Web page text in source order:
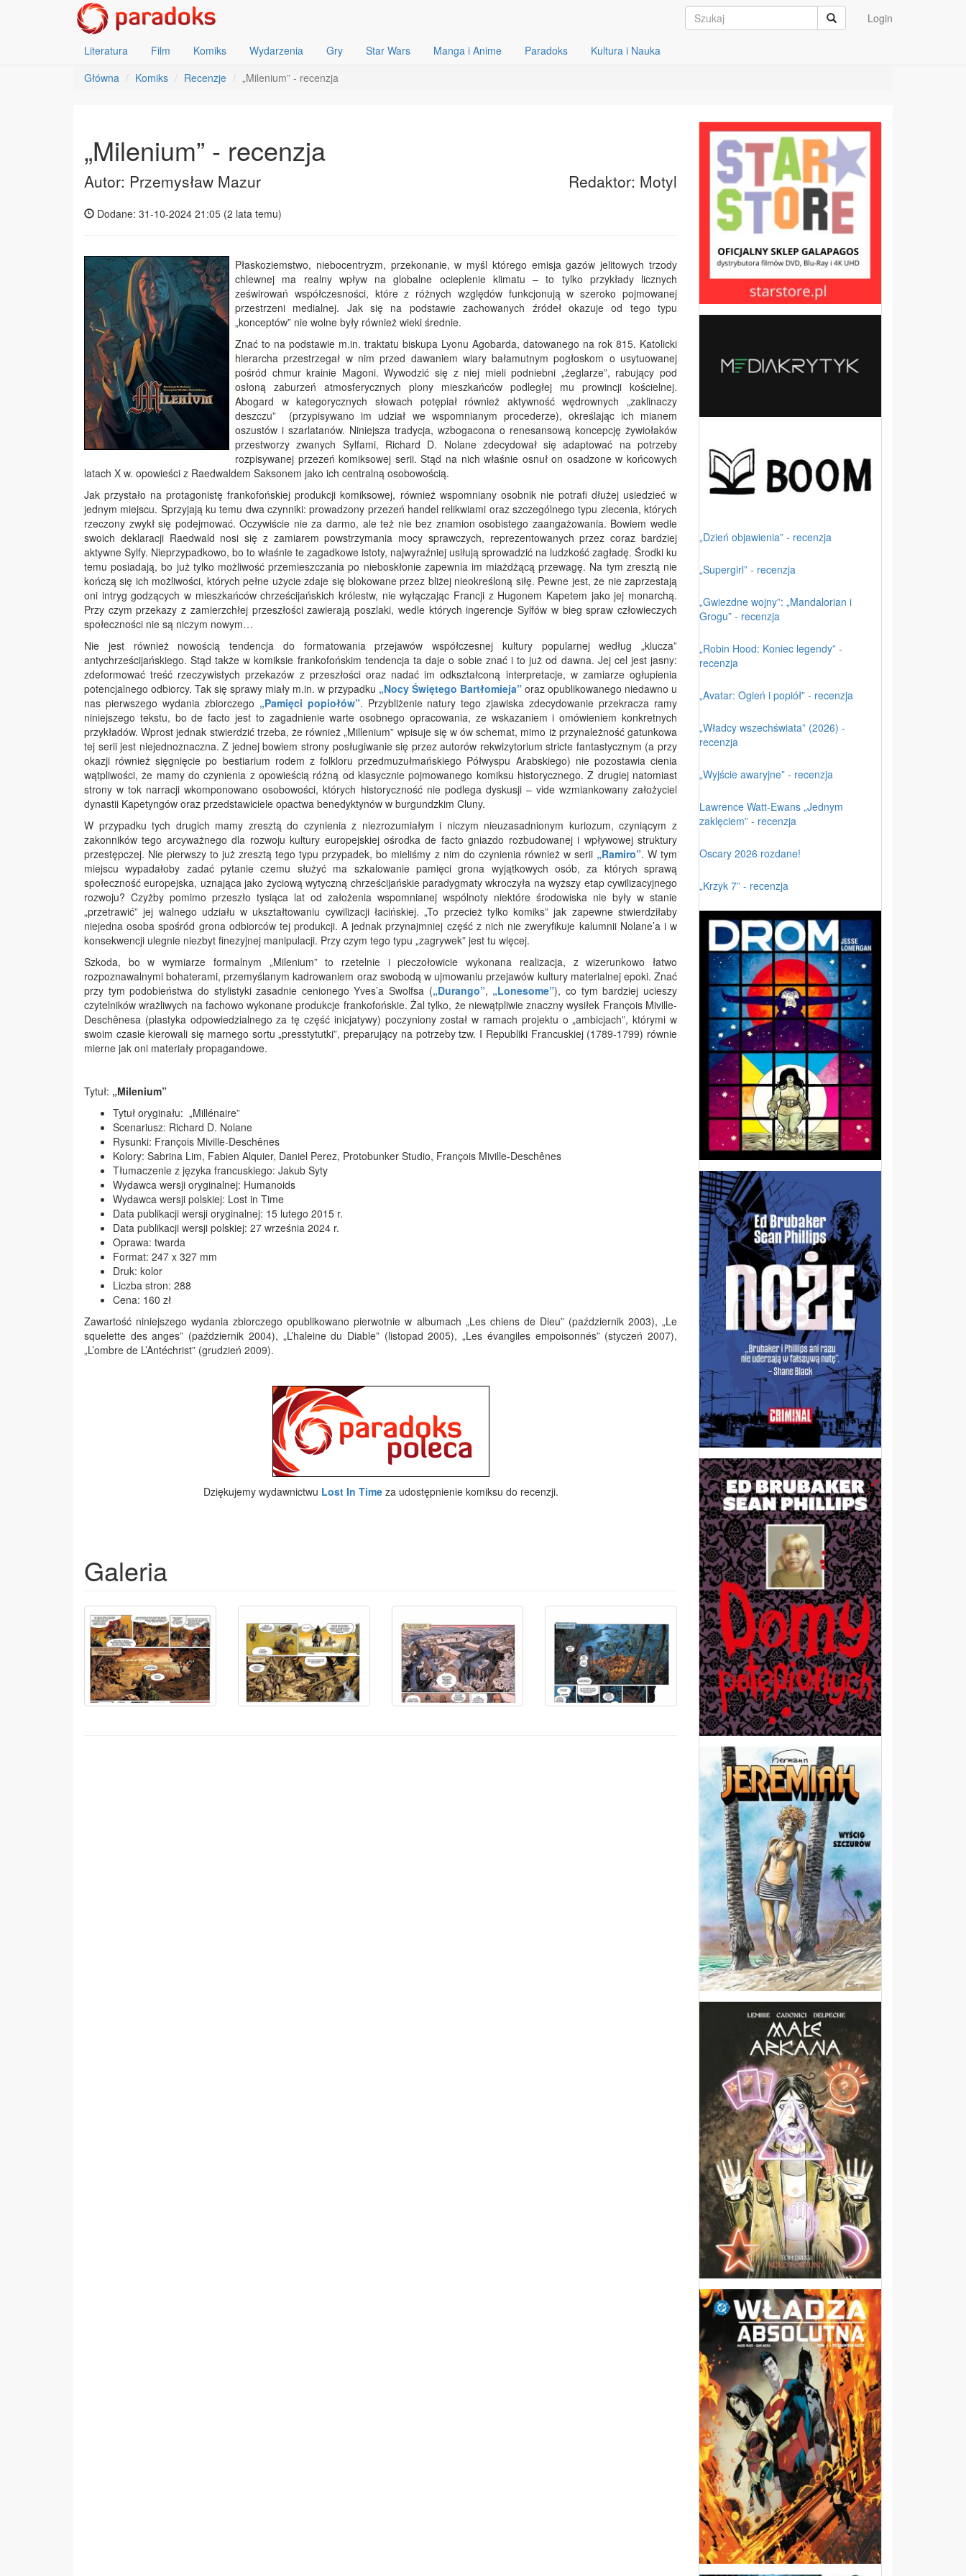
Login
Literatura Film Komiks Wydarzenia Gry Star Wars Manga i Anime Paradoks
Kultura i Nauka
Główna
Komiks Recenzje „Milenium” - recenzja
„Milenium” - recenzja
Autor: Przemysław Mazur Redaktor: Motyl
Dodane: 31-10-2024 21:05 (2 lata temu)
Płaskoziemstwo, niebocentryzm, przekonanie, w myśl którego emisja gazów jelitowych trzody
chlewnej ma realny wpływ na globalne ocieplenie klimatu – to tylko przykłady licznych
ześwirowań współczesności, które z różnych względów funkcjonują w szeroko pojmowanej
przestrzeni medialnej. Jak się na podstawie zachowanych źródeł okazuje od tego typu
„konceptów” nie wolne były również wieki średnie.
Znać to na podstawie m.in. traktatu biskupa Lyonu Agobarda, datowanego na rok 815. Katolicki
hierarcha przestrzegał w nim przed dawaniem wiary bałamutnym pogłoskom o usytuowanej
pośród chmur krainie Magoni. Wywodzić się z niej mieli podniebni „żeglarze”, rabujący pod
osłoną zaburzeń atmosferycznych plony mieszkańców podległej mu prowincji kościelnej.
Abogard w kategorycznych słowach potępiał również aktywność wędrownych „zaklinaczy
deszczu” (przypisywano im udział we wspomnianym procederze), określając ich mianem
oszustów i szarlatanów. Niniejsza tradycja, wzbogacona o renesansową koncepcję żywiołaków
przestworzy zwanych Sylfami, Richard D. Nolane zdecydował się adaptować na potrzeby
rozpisywanej przezeń komiksowej serii. Stąd na nich właśnie osnuł on osadzone w końcowych
latach X w. opowieści z Raedwaldem Saksonem jako ich centralną osobowością.
Jak przystało na protagonistę frankofońskiej produkcji komiksowej, również wspomniany osobnik nie potrafi dłużej usiedzieć w
jednym miejscu. Sprzyjają ku temu dwa czynniki: prowadzony przezeń handel relikwiami oraz szczególnego typu zlecenia, których
rzeczony zwykł się podejmować. Oczywiście nie za darmo, ale też nie bez znamion osobistego zaangażowania. Bowiem wedle
swoich deklaracji Raedwald nosi się z zamiarem powstrzymania mocy sprawczych, reprezentowanych przez coraz bardziej
aktywne Sylfy. Nieprzypadkowo, bo to właśnie te zagadkowe istoty, najwyraźniej usiłują sprowadzić na ludzkość zagładę. Środki ku
temu posiadają, bo już tylko możliwość przemieszczania po nieboskłonie zapewnia im miażdżącą przewagę. Na tym zresztą nie
kończą się ich możliwości, których pełne użycie zdaje się blokowane przez bliżej nieokreśloną siłę. Pewne jest, że nie zaprzestają
oni intryg godzących w mieszkańców chrześcijańskich królestw, nie wyłączając Francji z Hugonem Kapetem jako jej monarchą.
Przy czym przekazy z zamierzchłej przeszłości zawierają poszlaki, wedle których ingerencje Sylfów w bieg spraw człowieczych
społeczności nie są niczym nowym…
Nie jest również nowością tendencja do formatowania przejawów współczesnej kultury popularnej według „klucza”
antychrześcijańskiego. Stąd także w komiksie frankofońskim tendencja ta daje o sobie znać i to już od dawna. Jej cel jest jasny:
zdeformować treść rzeczywistych przekazów z przeszłości oraz nadać im odkształconą interpretacje, w zamiarze ogłupienia
potencjalnego odbiorcy. Tak się sprawy miały m.in. w przypadku „Nocy Świętego Bartłomieja”oraz opublikowanego niedawno u
nas pierwszego wydania zbiorczego „Pamięci popiołów”. Przybliżenie natury tego zjawiska zdecydowanie przekracza ramy
niniejszego tekstu, bo de facto jest to zagadnienie warte osobnego opracowania, ze wskazaniem i omówieniem konkretnych
przykładów. Wprost jednak stwierdzić trzeba, że również „Millenium” wpisuje się w ów schemat, mimo iż przynależność gatunkowa
tej serii jest niejednoznaczna. Z jednej bowiem strony posługiwanie się przez autorów rekwizytorium stricte fantastycznym (a przy
okazji również sięgnięcie po bestiarium rodem z folkloru przedmuzułmańskiego Półwyspu Arabskiego) nie pozostawia cienia
wątpliwości, że mamy do czynienia z opowieścią różną od klasycznie pojmowanego komiksu historycznego. Z drugiej natomiast
strony w tok narracji wkomponowano osobowości, których historyczność nie podlega dyskusji – vide wzmiankowany założyciel
dynastii Kapetyngów oraz przedstawiciele opactwa benedyktynów w burgundzkim Cluny.
W przypadku tych drugich mamy zresztą do czynienia z niezrozumiałym i niczym nieuzasadnionym kuriozum, czyniącym z
zakonników tego arcyważnego dla rozwoju kultury europejskiej ośrodka de facto gniazdo rozbudowanej i wpływowej struktury
przestępczej. Nie pierwszy to już zresztą tego typu przypadek, bo mieliśmy z nim do czynienia również w serii „Ramiro”. W tym
miejscu wypadałoby zadać pytanie czemu służyć ma szkalowanie pamięci grona wyjątkowych osób, za których sprawą
społeczność europejska, uznająca jako życiową wytyczną chrześcijańskie paradygmaty wkroczyła na wyższy etap cywilizacyjnego
rozwoju? Czyżby pomimo przeszło tysiąca lat od założenia wspomnianej wspólnoty niektóre środowiska nie były w stanie
„przetrawić” jej walnego udziału w ukształtowaniu cywilizacji łacińskiej. „To przecież tylko komiks” jak zapewne stwierdziłaby
niejedna osoba spośród grona odbiorców tej produkcji. A jednak przynajmniej część z nich nie zweryfikuje kalumnii Nolane’a i w
konsekwencji ulegnie niezbyt finezyjnej manipulacji. Przy czym tego typu „zagrywek” jest tu więcej.
Szkoda, bo w wymiarze formalnym „Milenium” to rzetelnie i pieczołowicie wykonana realizacja, z wizerunkowo łatwo
rozpoznawalnymi bohaterami, przemyślanym kadrowaniem oraz swobodą w ujmowaniu przejawów kultury materialnej epoki. Znać
przy tym podobieństwa do stylistyki zasadnie cenionego Yves’a Swolfsa („Durango”, „Lonesome”), co tym bardziej ucieszy
czytelników wrażliwych na fachowo wykonane produkcje frankofońskie. Żal tylko, że niewątpliwie znaczny wysiłek François Miville-
Deschênesa (plastyka odpowiedzialnego za tę część inicjatywy) poczyniony został w ramach projektu o „ambicjach”, którymi w
swoim czasie kierowali się marnego sortu „presstytutki”, preparujący na potrzeby tzw. I Republiki Francuskiej (1789-1799) równie
mierne jak oni materiały propagandowe.
Tytuł: „Milenium”
Tytuł oryginału: „Millénaire”
Scenariusz: Richard D. Nolane
Rysunki: François Miville-Deschênes
Kolory: Sabrina Lim, Fabien Alquier, Daniel Perez, Protobunker Studio, François Miville-Deschênes
Tłumaczenie z języka francuskiego: Jakub Syty
Wydawca wersji oryginalnej: Humanoids
Wydawca wersji polskiej: Lost in Time
Data publikacji wersji oryginalnej: 15 lutego 2015 r.
Data publikacji wersji polskiej: 27 września 2024 r.
Oprawa: twarda
Format: 247 x 327 mm
Druk: kolor
Liczba stron: 288
Cena: 160 zł
Zawartość niniejszego wydania zbiorczego opublikowano pierwotnie w albumach „Les chiens de Dieu” (październik 2003), „Le
squelette des anges” (październik 2004), „L’haleine du Diable” (listopad 2005), „Les évangiles empoisonnés” (styczeń 2007),
„L’ombre de L’Antéchrist” (grudzień 2009).
Dziękujemy wydawnictwu Lost In Time za udostępnienie komiksu do recenzji.
Galeria
„Dzień objawienia” - recenzja
„Supergirl” - recenzja
„Gwiezdne wojny”: „Mandalorian i
Grogu” - recenzja
„Robin Hood: Koniec legendy” -
recenzja
„Avatar: Ogień i popiół” - recenzja
„Władcy wszechświata” (2026) -
recenzja
„Wyjście awaryjne” - recenzja
Lawrence Watt-Ewans „Jednym
zaklęciem” - recenzja
Oscary 2026 rozdane!
„Krzyk 7” - recenzja